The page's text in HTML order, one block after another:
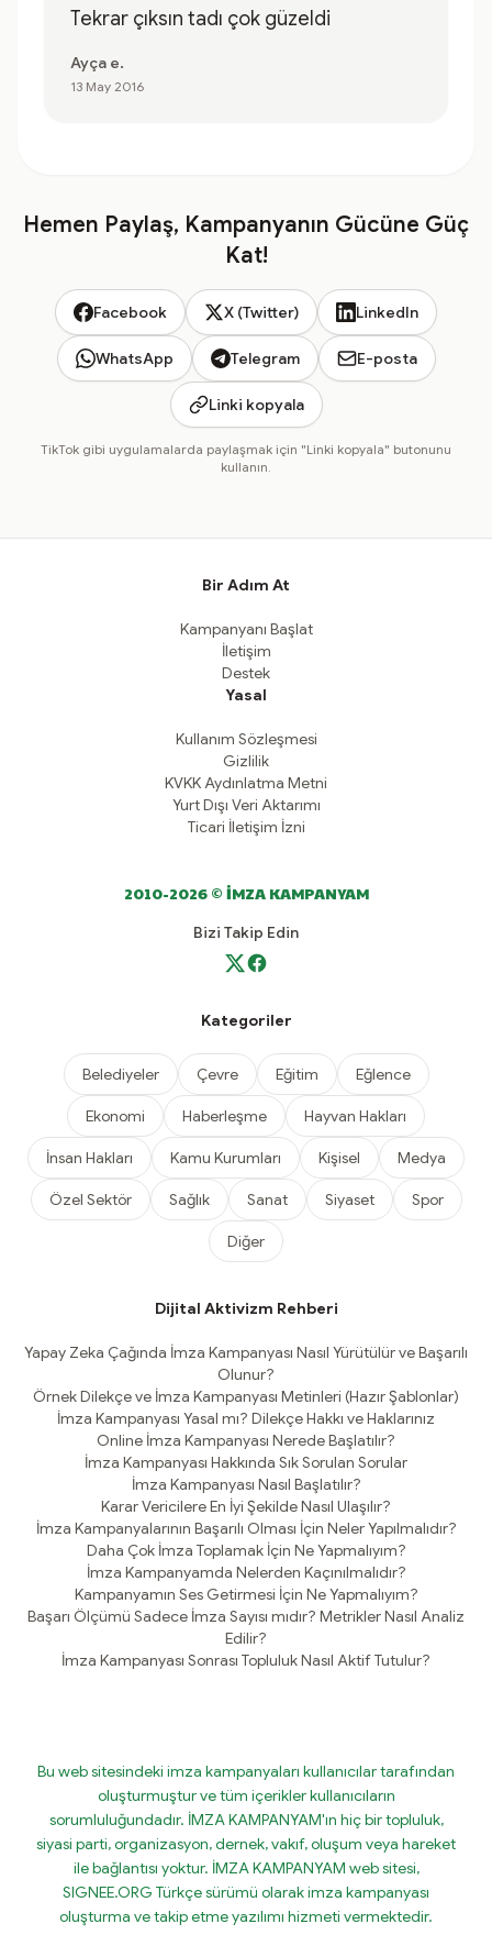
Tekrar çıksın tadı çok güzeldi
Ayça e.
13 May 2016
Hemen Paylaş, Kampanyanın Gücüne Güç
Kat!
Facebook X (Twitter) LinkedIn
WhatsApp Telegram E-posta
Linki kopyala
TikTok gibi uygulamalarda paylaşmak için "Linki kopyala" butonunu
kullanın.
Bir Adım At
Kampanyanı Başlat
İletişim
Destek
Yasal
Kullanım Sözleşmesi
Gizlilik
KVKK Aydınlatma Metni
Yurt Dışı Veri Aktarımı
Ticari İletişim İzni
2010-2026 © İMZA KAMPANYAM
Bizi Takip Edin
Kategoriler
Belediyeler Çevre Eğitim Eğlence
Ekonomi Haberleşme Hayvan Hakları
İnsan Hakları Kamu Kurumları Kişisel Medya
Özel Sektör Sağlık Sanat Siyaset Spor
Diğer
Dijital Aktivizm Rehberi
Yapay Zeka Çağında İmza Kampanyası Nasıl Yürütülür ve Başarılı
Olunur?
Örnek Dilekçe ve İmza Kampanyası Metinleri (Hazır Şablonlar)
İmza Kampanyası Yasal mı? Dilekçe Hakkı ve Haklarınız
Online İmza Kampanyası Nerede Başlatılır?
İmza Kampanyası Hakkında Sık Sorulan Sorular
İmza Kampanyası Nasıl Başlatılır?
Karar Vericilere En İyi Şekilde Nasıl Ulaşılır?
İmza Kampanyalarının Başarılı Olması İçin Neler Yapılmalıdır?
Daha Çok İmza Toplamak İçin Ne Yapmalıyım?
İmza Kampanyamda Nelerden Kaçınılmalıdır?
Kampanyamın Ses Getirmesi İçin Ne Yapmalıyım?
Başarı Ölçümü Sadece İmza Sayısı mıdır? Metrikler Nasıl Analiz
Edilir?
İmza Kampanyası Sonrası Topluluk Nasıl Aktif Tutulur?
Bu web sitesindeki imza kampanyaları kullanıcılar tarafından
oluşturmuştur ve tüm içerikler kullanıcıların
sorumluluğundadır. İMZA KAMPANYAM'ın hiç bir topluluk,
siyasi parti, organizasyon, dernek, vakıf, oluşum veya hareket
ile bağlantısı yoktur. İMZA KAMPANYAM web sitesi,
SIGNEE.ORG Türkçe sürümü olarak imza kampanyası
oluşturma ve takip etme yazılımı hizmeti vermektedir.